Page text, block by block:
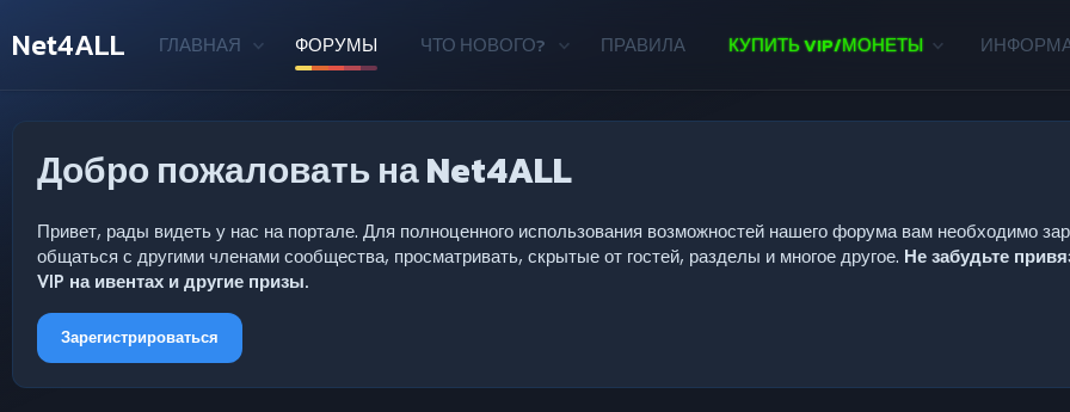
Net4ALL ГЛАВНАЯ ФОРУМЫ ЧТО НОВОГО? ПРАВИЛА КУПИТЬ VIP/МОНЕТЫ
Добро пожаловать на Net4ALL
Привет, рады видеть у нас на портале. Для полноценного использования возможностей нашего форума вам необходимо
общаться с другими членами сообщества, просматривать, скрытые от гостей, разделы и многое другое. Не забудьте
VIP на ивентах и другие призы.
Зарегистрироваться